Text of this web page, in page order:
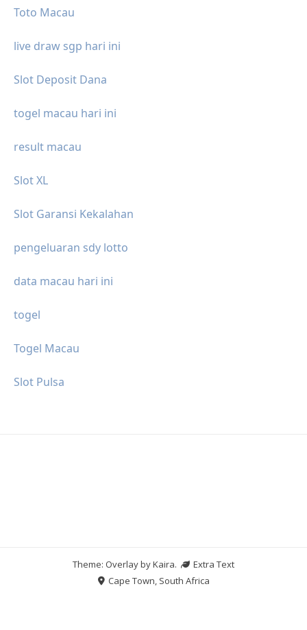
Toto Macau
live draw sgp hari ini
Slot Deposit Dana
togel macau hari ini
result macau
Slot XL
Slot Garansi Kekalahan
pengeluaran sdy lotto
data macau hari ini
togel
Togel Macau
Slot Pulsa
Theme: Overlay byKaira.
Extra Text
Cape Town, South Africa